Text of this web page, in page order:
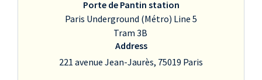
György Kurtág
Franz Schubert
Porte de Pantin station
Paris Underground (Métro) Line 5
Tram 3B
Address
221 avenue Jean-Jaurès, 75019 Paris